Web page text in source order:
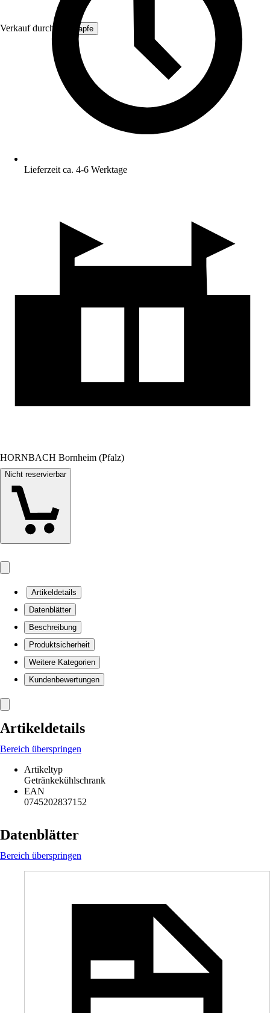
Verkauf durch: ich-zapfe
Lieferzeit ca. 4-6 Werktage
HORNBACH Bornheim (Pfalz)
Nicht reservierbar
Artikeldetails
Datenblätter
Beschreibung
Produktsicherheit
Weitere Kategorien
Kundenbewertungen
Artikeldetails
Bereich überspringen
Artikeltyp
Getränkekühlschrank
EAN
0745202837152
Datenblätter
Bereich überspringen